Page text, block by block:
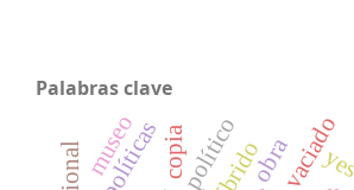
Palabras clave
políticascopia
museo obravaciado